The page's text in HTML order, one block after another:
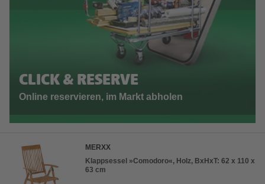
CLICK & RESERVE
Online reservieren, im Markt abholen
MERXX
Klappsessel »Comodoro«, Holz, BxHxT: 62 x 110 x
63 cm